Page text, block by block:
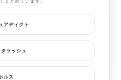
アディクト
タラッシュ
ルス